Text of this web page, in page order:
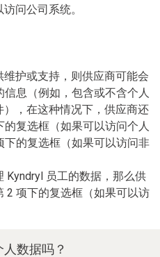
问公司系统。
维护或支持，则供应商可能会
信息（例如，包含或不含个人
），在这种情况下，供应商还
的复选框（如果可以访问个人
下的复选框（如果可以访问非
Kyndryl 员工的数据，那么供
2 项下的复选框（如果可以访
数据吗？